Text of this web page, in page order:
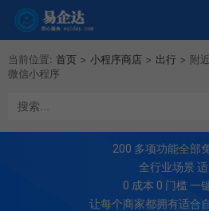
当前位置: 首页 > 小程序商店 > 出行 > 附
微信小程序
200 多项功能全部
全行业场景 适
0 成本 0 门槛 一
让每个商家都拥有适合